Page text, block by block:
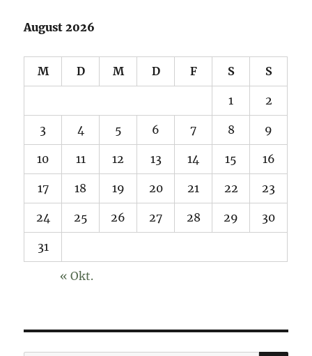
August 2026
M D M D F S S
1 2
3 4 5 6 7 8 9
10 11 12 13 14 15 16
17 18 19 20 21 22 23
24 25 26 27 28 29 30
31
« Okt.